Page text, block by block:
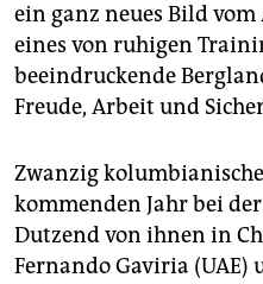
ein ganz neues Bild
eines von ruhigen
beeindruckende
Freude, Arbeit und
Zwanzig
kommenden Jahr bei
Dutzend von ihnen in
Fernando Gaviria (UAE)